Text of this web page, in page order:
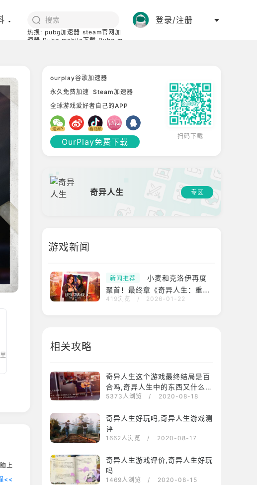
热搜: pubg加速器 steam官网加
速器 Pubg mobile下载 Pubg m
登录/注册
上
<<
ourplay谷歌加速器
永久免费加速 Steam加速器
全球游戏爱好者自己的APP
OurPlay免费下载
扫码下载
奇异人生 专区
游戏新闻
新闻推荐
小麦和克洛伊再度
聚首！最终章《奇异人生：重
逢》确定3月27日发售
419浏览 / 2026-01-22
相关攻略
奇异人生这个游戏最终结局是百
合吗,奇异人生中的东西又什么深
层含义
5373人浏览 / 2020-08-18
奇异人生好玩吗,奇异人生游戏测
评
1662人浏览 / 2020-08-17
奇异人生游戏评价,奇异人生好玩
吗
1469人浏览 / 2020-08-15